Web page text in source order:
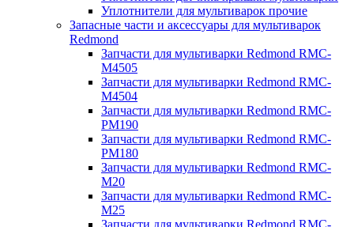
Уплотнители для мультиварок прочие
Запасные части и аксессуары для мультиварок
Redmond
Запчасти для мультиварки Redmond RMC-
M4505
Запчасти для мультиварки Redmond RMC-
M4504
Запчасти для мультиварки Redmond RMC-
PM190
Запчасти для мультиварки Redmond RMC-
PM180
Запчасти для мультиварки Redmond RMC-
M20
Запчасти для мультиварки Redmond RMC-
M25
Запчасти для мультиварки Redmond RMC-